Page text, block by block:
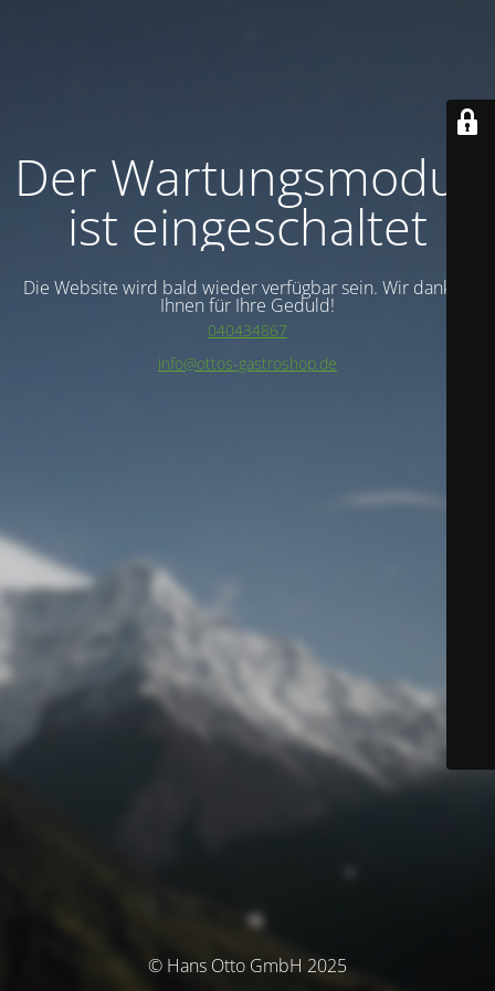
Der Wartungsmodus
ist eingeschaltet
Die Website wird bald wieder verfügbar sein. Wir danken
Ihnen für Ihre Geduld!
040434867
info@ottos-gastroshop.de
© Hans Otto GmbH 2025